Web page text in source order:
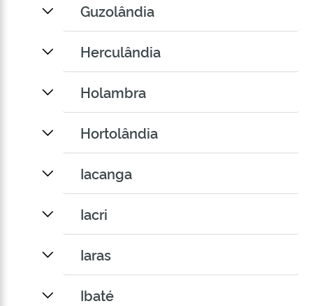
Guzolândia
Herculândia
Holambra
Hortolândia
Iacanga
Iacri
Iaras
Ibaté